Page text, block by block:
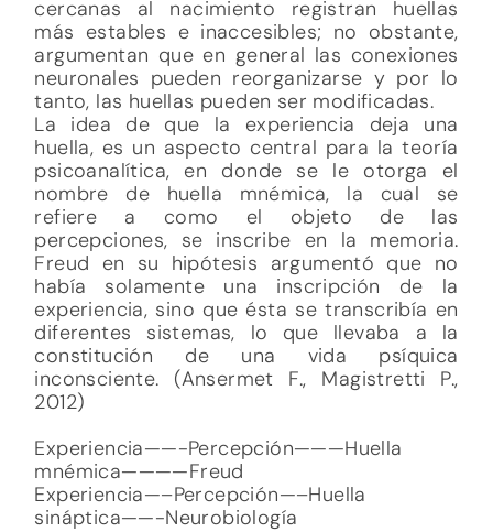
cercanas al nacimiento registran huellas
más estables e inaccesibles; no obstante,
argumentan que en general las conexiones
neuronales pueden reorganizarse y por lo
tanto, las huellas pueden ser modificadas.
La idea de que la experiencia deja una
huella, es un aspecto central para la teoría
psicoanalítica, en donde se le otorga el
nombre de huella mnémica, la cual se
refiere a como el objeto de las
percepciones, se inscribe en la memoria.
Freud en su hipótesis argumentó que no
había solamente una inscripción de la
experiencia, sino que ésta se transcribía en
diferentes sistemas, lo que llevaba a la
constitución de una vida psíquica
inconsciente. (Ansermet F., Magistretti P.,
2012)
Experiencia——-Percepción———Huella
mnémica————Freud
Experiencia—–Percepción—–Huella
sináptica——-Neurobiología